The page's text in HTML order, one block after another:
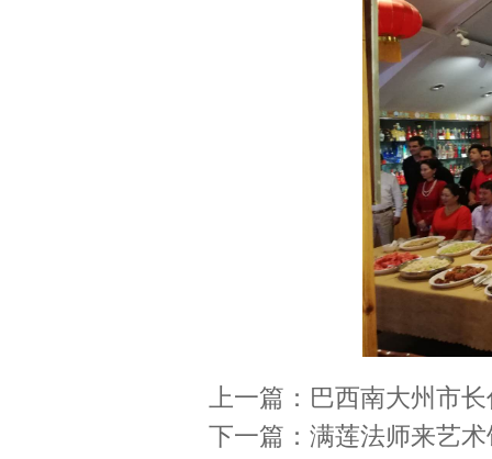
上一篇： 巴西南大州市
下一篇： 满莲法师来艺